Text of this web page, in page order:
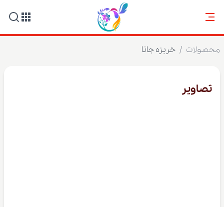
محصولات / خربزه جانا
تصاویر